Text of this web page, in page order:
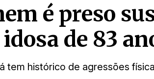
é preso
de 83
tem histórico de agressões